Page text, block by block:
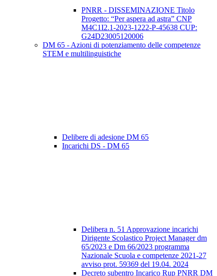
PNRR - DISSEMINAZIONE Titolo
Progetto: “Per aspera ad astra” CNP
M4C1I2.1-2023-1222-P-45638 CUP:
G24D23005120006
DM 65 - Azioni di potenziamento delle competenze
STEM e multilinguistiche
Delibere di adesione DM 65
Incarichi DS - DM 65
Delibera n. 51 Approvazione incarichi
Dirigente Scolastico Project Manager dm
65/2023 e Dm 66/2023 programma
Nazionale Scuola e competenze 2021-27
avviso prot. 59369 del 19.04. 2024
Decreto subentro Incarico Rup PNRR DM